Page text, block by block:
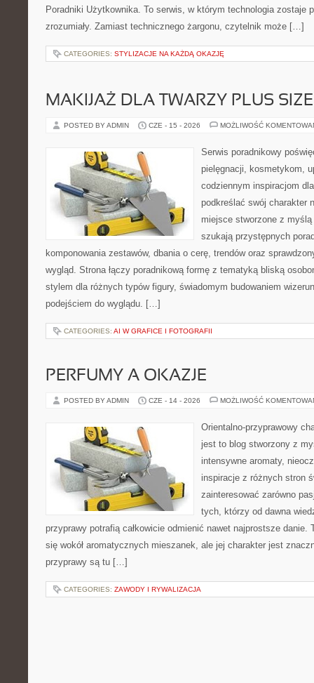
Poradniki Użytkownika. To serwis, w którym technologia zostaje
zrozumiały. Zamiast technicznego żargonu, czytelnik może […]
CATEGORIES: STYLIZACJE NA KAŻDĄ OKAZJĘ
MAKIJAŻ DLA TWARZY PLUS SIZE
POSTED BY ADMIN CZE - 15 - 2026 MOŻLIWOŚĆ
Serwis poradnikowy
pielęgnacji, kosmetykom,
codziennym inspiracjom
podkreślać swój charakter
miejsce stworzone z
szukają przystępnych
komponowania zestawów, dbania o cerę, trendów oraz
wygląd. Strona łączy poradnikową formę z tematyką bliską
stylem dla różnych typów figury, świadomym budowaniem
podejściem do wyglądu. […]
CATEGORIES: AI W GRAFICE I FOTOGRAFII
PERFUMY A OKAZJE
POSTED BY ADMIN CZE - 14 - 2026 MOŻLIWOŚĆ
Orientalno-przyprawowy
jest to blog stworzony z
intensywne aromaty,
inspiracje z różnych stron
zainteresować zarówno
tych, którzy od dawna
przyprawy potrafią całkowicie odmienić nawet najprostsze danie.
się wokół aromatycznych mieszanek, ale jej charakter jest
przyprawy są tu […]
CATEGORIES: ZAWODY I RYWALIZACJA